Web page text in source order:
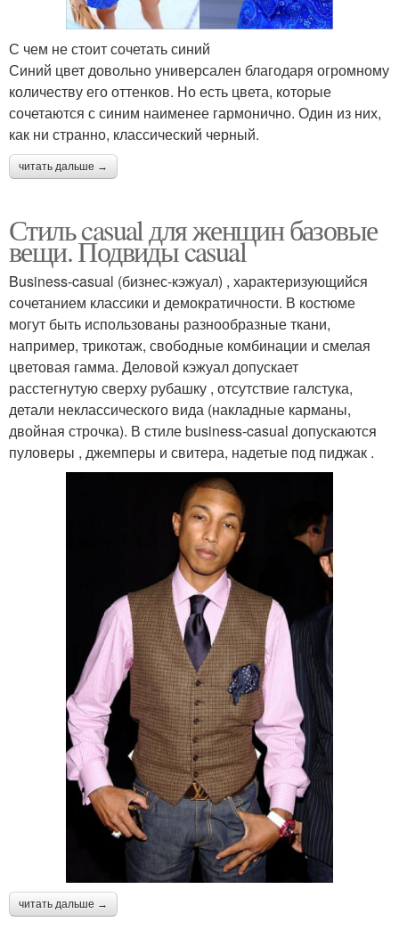
С чем не стоит сочетать синий
Синий цвет довольно универсален благодаря огромному
количеству его оттенков. Но есть цвета, которые
сочетаются с синим наименее гармонично. Один из них,
как ни странно, классический черный.
читать дальше →
Стиль casual для женщин базовые
вещи. Подвиды casual
Business-casual (бизнес-кэжуал) , характеризующийся
сочетанием классики и демократичности. В костюме
могут быть использованы разнообразные ткани,
например, трикотаж, свободные комбинации и смелая
цветовая гамма. Деловой кэжуал допускает
расстегнутую сверху рубашку , отсутствие галстука,
детали неклассического вида (накладные карманы,
двойная строчка). В стиле business-casual допускаются
пуловеры , джемперы и свитера, надетые под пиджак .
читать дальше →